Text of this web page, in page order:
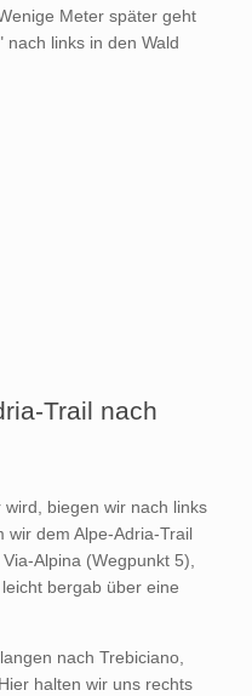
Meter später geht
links in den Wald
Trail nach
biegen wir nach links
wir dem Alpe-Adria-Trail
Alpina (Wegpunkt 5),
bergab über eine
nach Trebiciano,
halten wir uns rechts